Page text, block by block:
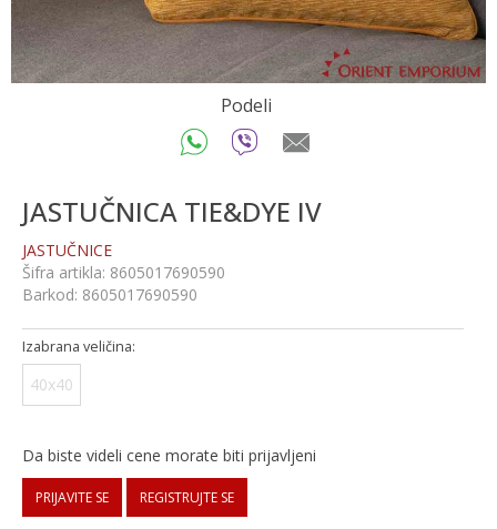
Podeli
JASTUČNICA TIE&DYE IV
JASTUČNICE
Šifra artikla: 8605017690590
Barkod: 8605017690590
Izabrana veličina:
40x40
Da biste videli cene morate biti prijavljeni
PRIJAVITE SE REGISTRUJTE SE